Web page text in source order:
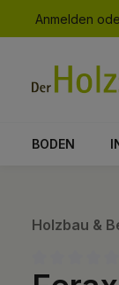
Zur
Anmelden
BODEN
Holzbau &